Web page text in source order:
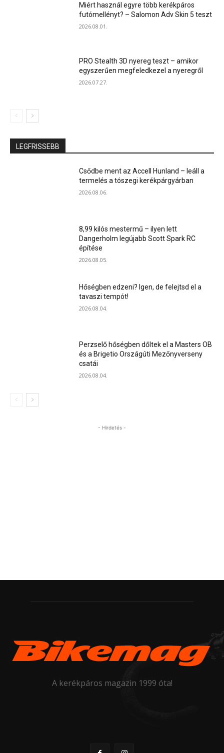
Miért használ egyre több kerékpáros
futómellényt? – Salomon Adv Skin 5 teszt
2026.08.01.
PRO Stealth 3D nyereg teszt – amikor
egyszerűen megfeledkezel a nyeregről
2026.07.27.
LEGFRISSEBB
Csődbe ment az Accell Hunland – leáll a
termelés a tószegi kerékpárgyárban
2026.08.06.
8,99 kilós mestermű – ilyen lett
Dangerholm legújabb Scott Spark RC
építése
2026.08.05.
Hőségben edzeni? Igen, de felejtsd el a
tavaszi tempót!
2026.08.04.
Perzselő hőségben dőltek el a Masters OB
és a Brigetio Országúti Mezőnyverseny
csatái
2026.08.04.
- Hirdetés -
A kerékpáros magazin 1999 óta!